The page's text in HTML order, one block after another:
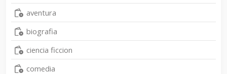
aventura
biografia
ciencia ficcion
comedia